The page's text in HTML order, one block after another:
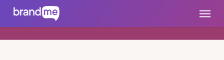
brandme.la Menu